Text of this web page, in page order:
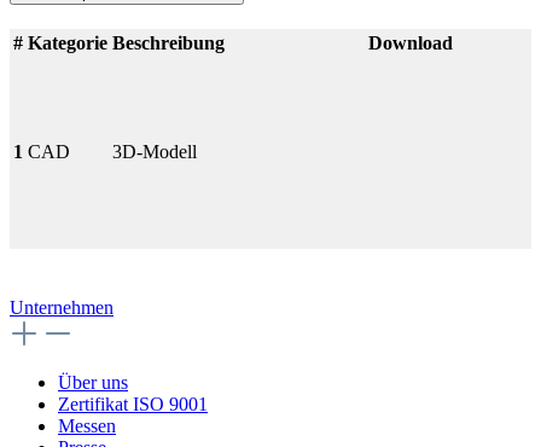
# Kategorie Beschreibung Download
1 CAD 3D-Modell
Unternehmen
Über uns
Zertifikat ISO 9001
Messen